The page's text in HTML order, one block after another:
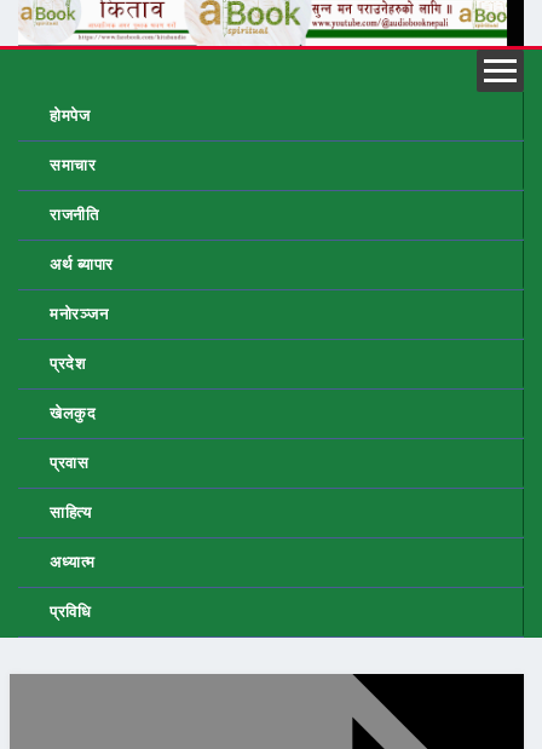
होमपेज
समाचार
राजनीति
अर्थ ब्यापार
मनोरञ्जन
प्रदेश
खेलकुद
प्रवास
साहित्य
अध्यात्म
प्रविधि